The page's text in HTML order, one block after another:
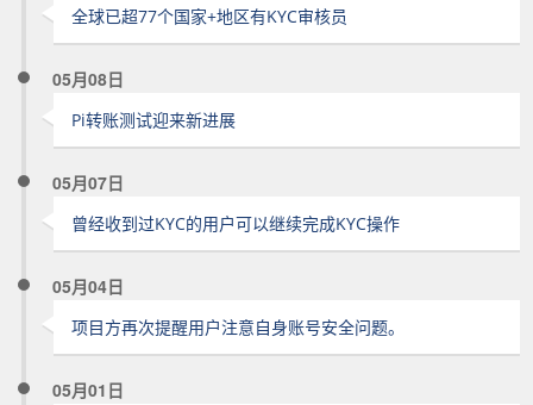
全球已超77个国家+地区有KYC审核员
05月08日
Pi转账测试迎来新进展
05月07日
曾经收到过KYC的用户可以继续完成KYC操作
05月04日
项目方再次提醒用户注意自身账号安全问题。
05月01日